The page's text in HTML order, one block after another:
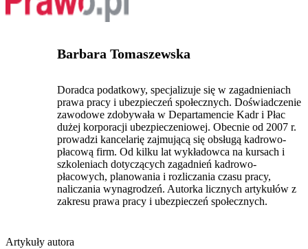
Barbara Tomaszewska
Doradca podatkowy, specjalizuje się w zagadnieniach
prawa pracy i ubezpieczeń społecznych. Doświadczenie
zawodowe zdobywała w Departamencie Kadr i Płac
dużej korporacji ubezpieczeniowej. Obecnie od 2007 r.
prowadzi kancelarię zajmującą się obsługą kadrowo-
płacową firm. Od kilku lat wykładowca na kursach i
szkoleniach dotyczących zagadnień kadrowo-
płacowych, planowania i rozliczania czasu pracy,
naliczania wynagrodzeń. Autorka licznych artykułów z
zakresu prawa pracy i ubezpieczeń społecznych.
Artykuły autora